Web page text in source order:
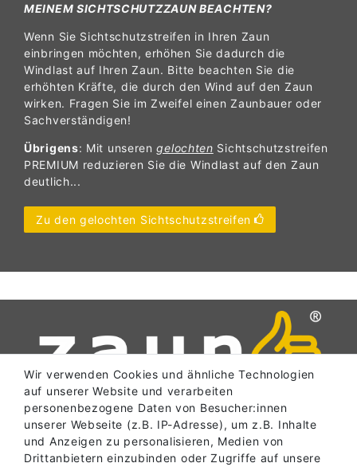
MEINEM SICHTSCHUTZZAUN BEACHTEN?
Wenn Sie Sichtschutzstreifen in Ihren Zaun
einbringen möchten, erhöhen Sie dadurch die
Windlast auf Ihren Zaun. Bitte beachten Sie die
erhöhten Kräfte, die durch den Wind auf den Zaun
wirken. Fragen Sie im Zweifel einen Zaunbauer oder
Sachverständigen!
Übrigens: Mit unserengelochten Sichtschutzstreifen
PREMIUM reduzieren Sie die Windlast auf den Zaun
deutlich...
Zu den gelochten Sichtschutzstreifen
SERVICE
Wir verwenden Cookies und ähnliche Technologien
auf unserer Website und verarbeiten
personenbezogene Daten von Besucher:innen
unserer Webseite (z.B. IP-Adresse), um z.B. Inhalte
und Anzeigen zu personalisieren, Medien von
Drittanbietern einzubinden oder Zugriffe auf unsere